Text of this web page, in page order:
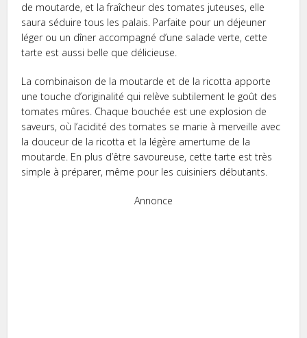
de moutarde, et la fraîcheur des tomates juteuses, elle
saura séduire tous les palais. Parfaite pour un déjeuner
léger ou un dîner accompagné d’une salade verte, cette
tarte est aussi belle que délicieuse.
La combinaison de la moutarde et de la ricotta apporte
une touche d’originalité qui relève subtilement le goût des
tomates mûres. Chaque bouchée est une explosion de
saveurs, où l’acidité des tomates se marie à merveille avec
la douceur de la ricotta et la légère amertume de la
moutarde. En plus d’être savoureuse, cette tarte est très
simple à préparer, même pour les cuisiniers débutants.
Annonce